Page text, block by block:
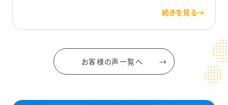
お客様の声一覧へ